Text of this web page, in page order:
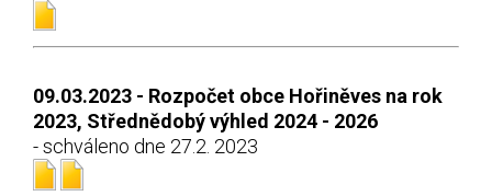
09.03.2023 - Rozpočet obce Hořiněves na rok
2023, Střednědobý výhled 2024 - 2026
- schváleno dne 27.2. 2023